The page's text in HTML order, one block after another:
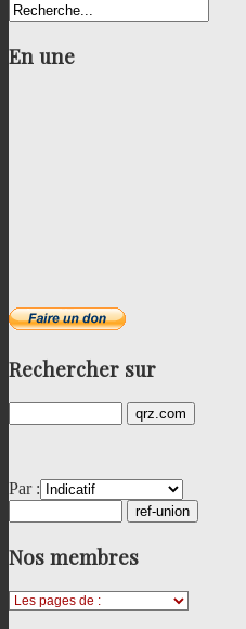
En une
Rechercher sur
Par :
Nos membres